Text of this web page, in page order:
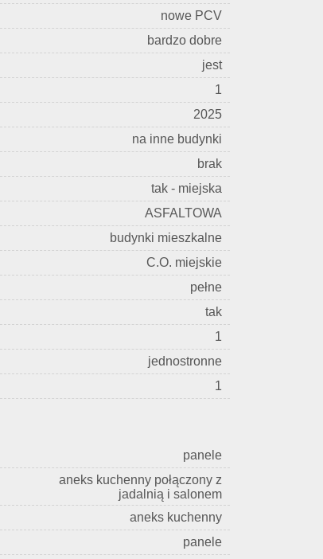
nowe PCV
bardzo dobre
jest
1
2025
na inne budynki
brak
tak - miejska
ASFALTOWA
budynki mieszkalne
C.O. miejskie
pełne
tak
1
jednostronne
1
panele
aneks kuchenny połączony z
jadalnią i salonem
aneks kuchenny
panele